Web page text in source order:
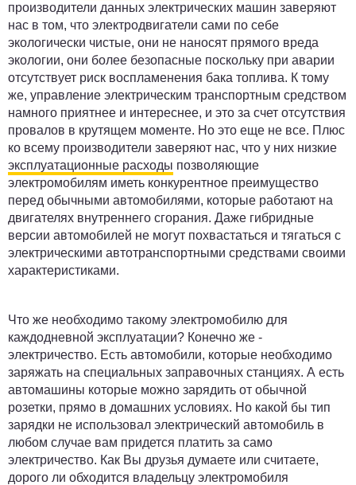
производители данных электрических машин заверяют
нас в том, что электродвигатели сами по себе
экологически чистые, они не наносят прямого вреда
экологии, они более безопасные поскольку при аварии
отсутствует риск воспламенения бака топлива. К тому
же, управление электрическим транспортным средством
намного приятнее и интереснее, и это за счет отсутствия
провалов в крутящем моменте. Но это еще не все. Плюс
ко всему производители заверяют нас, что у них низкие
эксплуатационные расходы позволяющие
электромобилям иметь конкурентное преимущество
перед обычными автомобилями, которые работают на
двигателях внутреннего сгорания. Даже гибридные
версии автомобилей не могут похвастаться и тягаться с
электрическими автотранспортными средствами своими
характеристиками.
Что же необходимо такому электромобилю для
каждодневной эксплуатации? Конечно же -
электричество. Есть автомобили, которые необходимо
заряжать на специальных заправочных станциях. А есть
автомашины которые можно зарядить от обычной
розетки, прямо в домашних условиях. Но какой бы тип
зарядки не использовал электрический автомобиль в
любом случае вам придется платить за само
электричество. Как Вы друзья думаете или считаете,
дорого ли обходится владельцу электромобиля